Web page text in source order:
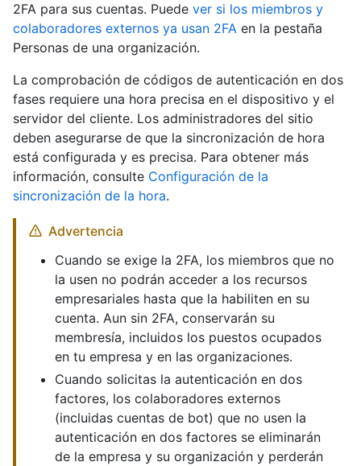
2FA para sus cuentas. Puede ver si los miembros y
colaboradores externos ya usan 2FA en la pestaña
Personas de una organización.
La comprobación de códigos de autenticación en dos
fases requiere una hora precisa en el dispositivo y el
servidor del cliente. Los administradores del sitio
deben asegurarse de que la sincronización de hora
está configurada y es precisa. Para obtener más
información, consulte Configuración de la
sincronización de la hora.
Advertencia
Cuando se exige la 2FA, los miembros que no
la usen no podrán acceder a los recursos
empresariales hasta que la habiliten en su
cuenta. Aun sin 2FA, conservarán su
membresía, incluidos los puestos ocupados
en tu empresa y en las organizaciones.
Cuando solicitas la autenticación en dos
factores, los colaboradores externos
(incluidas cuentas de bot) que no usen la
autenticación en dos factores se eliminarán
de la empresa y su organización y perderán